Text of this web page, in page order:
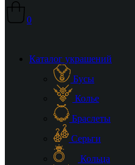
0
Каталог украшений
Бусы
Колье
Браслеты
Серьги
Кольца